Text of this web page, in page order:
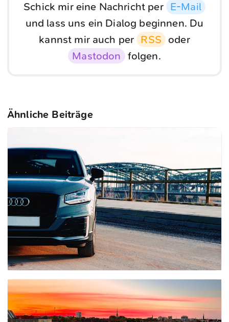
Schick mir eine Nachricht per E-Mail
und lass uns ein Dialog beginnen. Du
kannst mir auch per RSS oder
Mastodon folgen.
Ähnliche Beiträge